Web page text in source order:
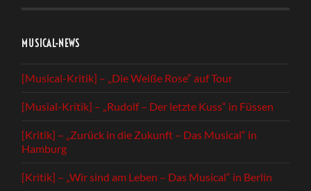
MUSICAL-NEWS
[Musical-Kritik] – „Die Weiße Rose“ auf Tour
[Musial-Kritik] – „Rudolf – Der letzte Kuss“ in Füssen
[Kritik] – „Zurück in die Zukunft – Das Musical“ in
Hamburg
[Kritik] – „Wir sind am Leben – Das Musical“ in Berlin